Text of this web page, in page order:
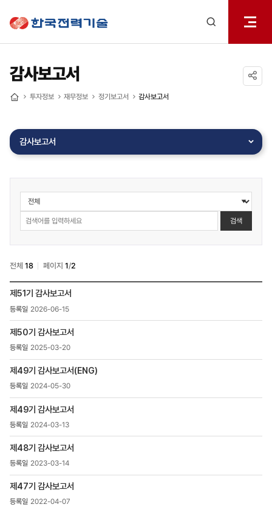
열기
감사보고서
투자정보 재무정보 정기보고서 감사보고서
감사보고서
투자정보
>
재무정보
>
정기보고서
감사보고서
검색
전체 18 페이지 1/2
투자정보
재무정보
>
정기보고서
>
목록
번호,
등록일
,
첨부파일
,
조회수
제51기 감사보고서
2026-06-15
제50기 감사보고서
2025-03-20
제49기 감사보고서(ENG)
2024-05-30
제49기 감사보고서
2024-03-13
제48기 감사보고서
2023-03-14
제47기 감사보고서
2022-04-07